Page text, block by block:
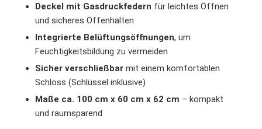
Deckel mit Gasdruckfedern für leichtes Öffnen
und sicheres Offenhalten
Integrierte Belüftungsöffnungen, um
Feuchtigkeitsbildung zu vermeiden
Sicher verschließbar mit einem komfortablen
Schloss (Schlüssel inklusive)
Maße ca. 100 cm x 60 cm x 62 cm – kompakt
und raumsparend